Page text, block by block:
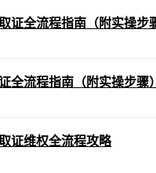
证全流程指南（附实操步
全流程指南（附实操步骤）
证维权全流程攻略